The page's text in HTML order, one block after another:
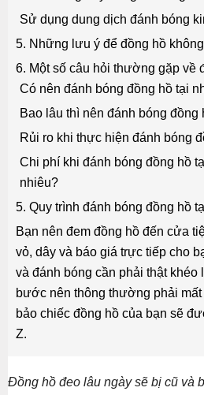
Sử dụng dung dịch đánh bóng
5. Những lưu ý để đồng hồ
6. Một số câu hỏi thường gặp về
Có nên đánh bóng đồng hồ tại
Bao lâu thì nên đánh bóng đồng
Rủi ro khi thực hiện đánh bóng
Chi phí khi đánh bóng đồng hồ
nhiêu?
5. Quy trình đánh bóng đồng hồ
Bạn nên đem đồng hồ đến cửa
vỏ, dây và báo giá trực tiếp cho
và đánh bóng cần phải thật khéo
bước nên thông thường phải
bảo chiếc đồng hồ của bạn sẽ
Z.
Đồng hồ đeo lâu ngày sẽ bị cũ và